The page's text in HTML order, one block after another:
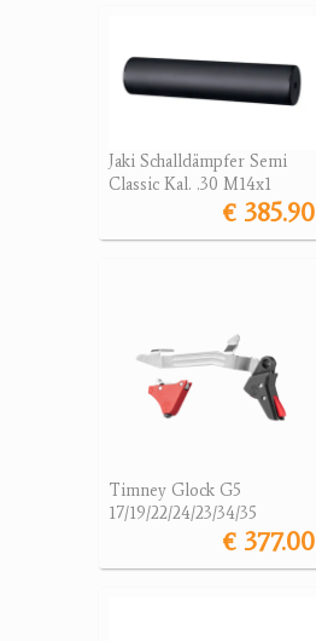
Jaki Schalldämpfer Semi
Classic Kal. .30 M14x1
€ 385.90
Timney Glock G5
17/19/22/24/23/34/35
€ 377.00